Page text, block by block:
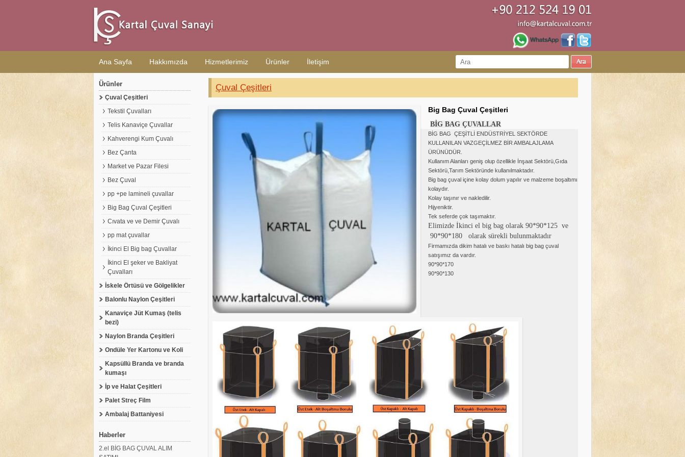
Ana Sayfa Hakkımızda Hizmetlerimiz Ürünler İletişim
Ürünler
Çuval Çeşitleri
Tekstil Çuvalları
Telis Kanaviçe Çuvallar
Kahverengi Kum Çuvalı
Bez Çanta
Market ve Pazar Filesi
Bez Çuval
pp +pe lamineli çuvallar
Big Bag Çuval Çeşitleri
Cıvata ve ve Demir Çuvalı
pp mat çuvallar
İkinci El Big bag Çuvallar
İkinci El şeker ve Bakliyat
Çuvalları
İskele Örtüsü ve Gölgelikler
Balonlu Naylon Çeşitleri
Kanaviçe Jüt Kumaş (telis
bezi)
Naylon Branda Çeşitleri
Ondüle Yer Kartonu ve Koli
Kapsüllü Branda ve branda
kumaşı
İp ve Halat Çeşitleri
Palet Streç Film
Ambalaj Battaniyesi
Haberler
2.el BİG BAG ÇUVAL ALIM
Çuval Çeşitleri
Big Bag Çuval Çeşitleri
BİG BAG ÇUVALLAR
BİG BAG ÇEŞİTLİ ENDÜSTRİYEL SEKTÖRDE
KULLANILAN VAZGEÇİLMEZ BİR AMBALAJLAMA
ÜRÜNÜDÜR.
Kullanım Alanları geniş olup özellikle İnşaat Sektörü,Gıda
Sektörü,Tarım Sektöründe kullanılmaktadır.
Big bag çuval içine kolay dolum yapılır ve malzeme boşaltımı
kolaydır.
Kolay taşınır ve nakledilir.
Hijyeniktir.
Tek seferde çok taşımaktır.
Elimizde İkinci el big bag olarak 90*90*125 ve
90*90*180 olarak sürekli bulunmaktadır
Firmamızda dikim hatalı ve baskı hatalı big bag çuval
satışımız da vardır.
90*90*170
90*90*130